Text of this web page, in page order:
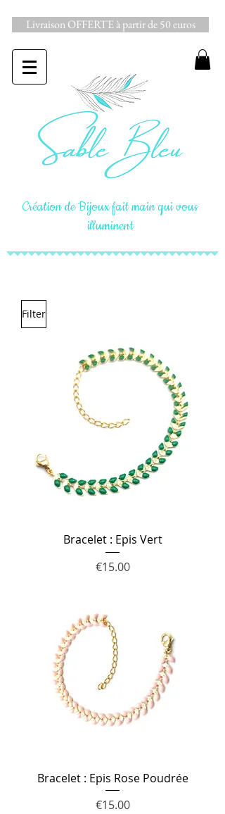
Livraison OFFERTE à partir de 50 euros
Création de Bijoux fait main qui vous
illuminent
Filter
Bracelet : Epis Vert
Price
€15.00
Bracelet : Epis Rose Poudrée
Price
€15.00